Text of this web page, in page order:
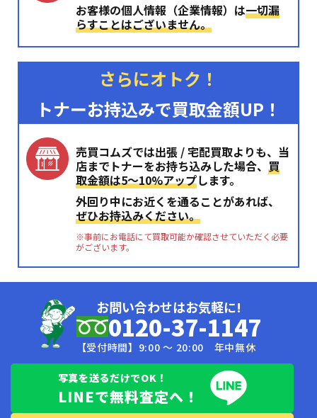
お客様の個人情報（企業情報）は一切漏
らすことはございません。
さらにオトク！
トナーお持込みで買取金額UP！
売買コムズでは出張 / 宅配買取よりも、当
店までトナーをお持ち込みした場合、買
取金額は5〜10%アップします。
外回り中にお近くを通ることがあれば、
ぜひお持込みください。
※事前にお電話にて買取可能か確認させていただく必要
がございます。
お問い合わせはお気軽に!
0120-37-1147
【受付時間】9:00 〜 20:00 年中無休
写真を送るだけでOK！
LINEで無料査定へ！